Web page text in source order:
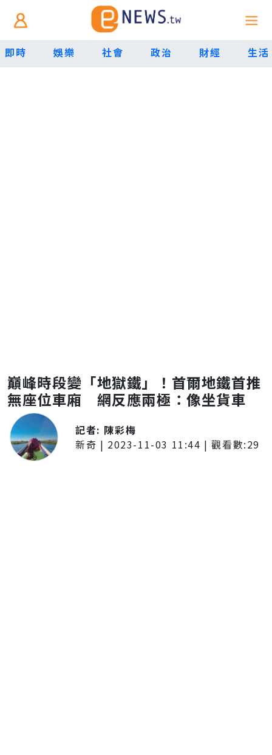
即時 娛樂 社會 政治 財經 生活
巔峰時段變「地獄鐵」！首爾地鐵首推
無座位車廂 網反應兩極：像坐貨車
記者: 陳彩梅
新奇 | 2023-11-03 11:44 | 觀看數:29